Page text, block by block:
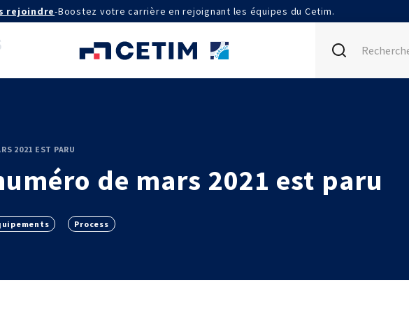
rejoindre-Boostez votre carrière en rejoignant les équipes du Cetim.
Certifications qualité
Cofrac Étalonnage
MASE
Notifications CE
2021 EST PARU
de mars 2021 est paru
Process